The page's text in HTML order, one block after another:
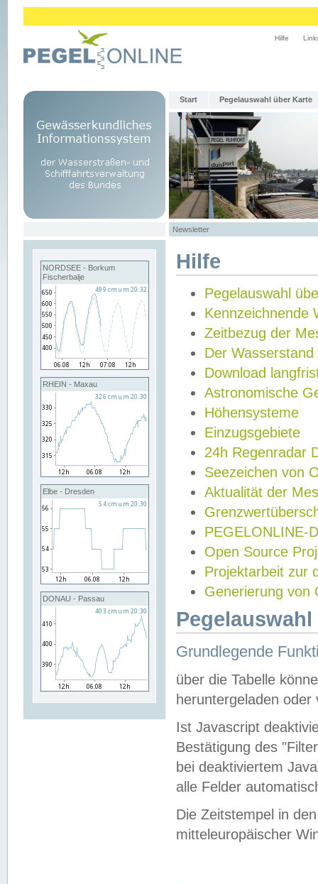
Hilfe
Start Pegelauswahl über Karte
Newsletter
NORDSEE - Borkum
Fischerbalje
RHEIN - Maxau
Elbe - Dresden
DONAU - Passau
Hilfe
Pegelauswahl
Kennzeichnende
Zeitbezug der
Der Wasserstand
Download
Astronomische
Höhensysteme
Einzugsgebiete
24h Regenradar
Seezeichen von
Aktualität der
PEGELONLINE-
Open Source
Projektarbeit zur
Generierung von
Grundlegende
über die Tabelle
heruntergeladen oder
Ist Javascript
Bestätigung des
bei deaktiviertem
alle Felder
Die Zeitstempel in
mitteleuropäischer